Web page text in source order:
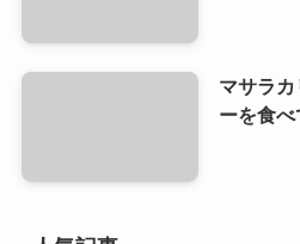
マサラ
ーを食べ